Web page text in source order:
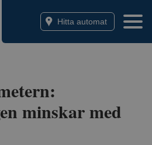
Hitta automat
minskar med